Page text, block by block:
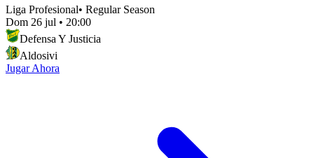
Liga Profesional• Regular Season
Dom 26 jul • 20:00
Defensa Y Justicia
Aldosivi
Jugar Ahora